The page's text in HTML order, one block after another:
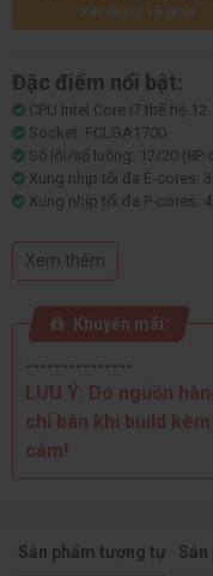
Xét duyệt 15 phút
Đặc điểm nổi bật:
CPU Intel Core i7 thế hệ 12
Socket: FCLGA1700
Số lõi/số luồng: 12/20
Xung nhịp tối đa E-cores:
Xung nhịp tối đa P-cores:
Điện năng tiêu thụ (TDP):
Chip đồ họa tích hợp:
Xem thêm
Khuyến mãi:
---------------
LƯU Ý: Do nguồn
chỉ bán khi build
cảm!
Sản phẩm tương tự